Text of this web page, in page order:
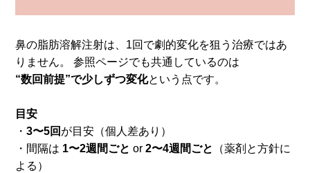
鼻の脂肪溶解注射は、1回で劇的変化を狙う治療ではあ
りません。 参照ページでも共通しているのは
“数回前提”で少しずつ変化という点です。
目安
・3〜5回 が目安（個人差あり）
・間隔は 1〜2週間ごと or2〜4週間ごと
（薬剤と方針に
よる）